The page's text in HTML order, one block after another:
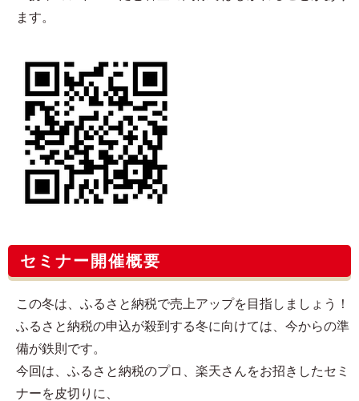
ます。
セミナー開催概要
この冬は、ふるさと納税で売上アップを目指しましょう！
ふるさと納税の申込が殺到する冬に向けては、今からの準
備が鉄則です。
今回は、ふるさと納税のプロ、楽天さんをお招きしたセミ
ナーを皮切りに、